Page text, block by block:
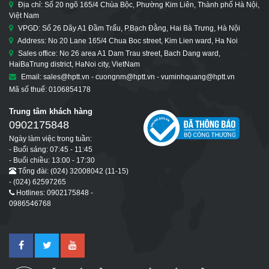
Địa chỉ: Số 20 ngõ 165/4 Chùa Bộc, Phường Kim Liên, Thành phố Hà Nội,
Việt Nam
VPGD: Số 26 Dãy A1 Đầm Trấu, P.Bạch Đằng, Hai Bà Trưng, Hà Nội
Address: No 20 Lane 165/4 Chua Boc street, Kim Lien ward, Ha Noi
Sales office: No 26 area A1 Dam Trau street, Bach Dang ward,
HaiBaTrung district, HaNoi city, VietNam
Email: sales@hptt.vn - cuongnm@hptt.vn - vuminhquang@hptt.vn
Mã số thuế: 0106854178
Trung tâm khách hàng
0902175848
Ngày làm việc trong tuần:
- Buổi sáng: 07:45 - 11:45
- Buổi chiều: 13:00 - 17:30
Tổng đài: (024) 32008042 (11-15)
- (024) 62597265
Hotlines: 0902175848 -
0986546768